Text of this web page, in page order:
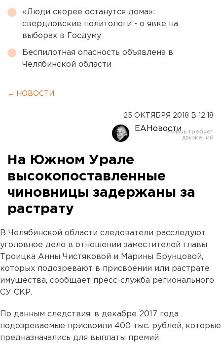
«Люди скорее останутся дома»:
свердловские политологи - о явке на
выборах в Госдуму
Беспилотная опасность объявлена в
Челябинской области
← НОВОСТИ
25 ОКТЯБРЯ 2018 В 12:18
ЕАНовости
На Южном Урале
высокопоставленные
чиновницы задержаны за
растрату
В Челябинской области следователи расследуют
уголовное дело в отношении заместителей главы
Троицка Анны Чистяковой и Марины Брунцовой,
которых подозревают в присвоении или растрате
имущества, сообщает пресс-служба регионального
СУ СКР.
По данным следствия, в декабре 2017 года
подозреваемые присвоили 400 тыс. рублей, которые
предназначались для выплаты премий